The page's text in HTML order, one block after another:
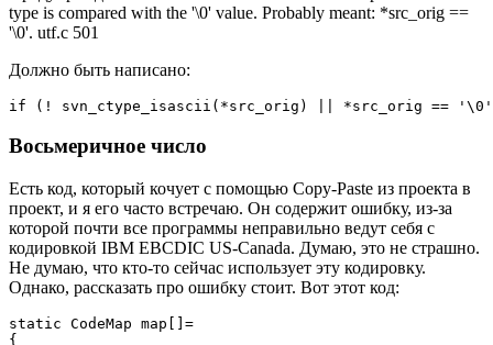
type is compared with the '\0' value. Probably meant: *src_orig ==
'\0'. utf.c 501
Должно быть написано:
if (! svn_ctype_isascii(*src_orig) || *src_orig ==
Восьмеричное число
Есть код, который кочует с помощью Copy-Paste из проекта в
проект, и я его часто встречаю. Он содержит ошибку, из-за
которой почти все программы неправильно ведут себя с
кодировкой IBM EBCDIC US-Canada. Думаю, это не страшно.
Не думаю, что кто-то сейчас использует эту кодировку.
Однако, рассказать про ошибку стоит. Вот этот код:
static CodeMap map[]=
{